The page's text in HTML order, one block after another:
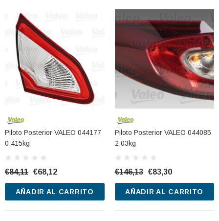
Piloto Posterior VALEO 044177
0,415kg
€84,11 €68,12
AÑADIR AL CARRITO
Piloto Posterior VALEO 044085
2,03kg
€146,13 €83,30
AÑADIR AL CARRITO